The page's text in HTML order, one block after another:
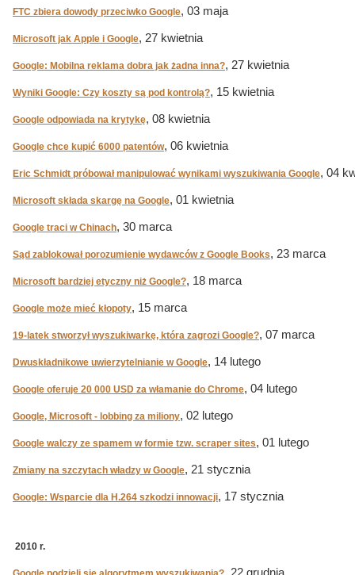
FTC zbiera dowody przeciwko Google, 03 maja
Microsoft jak Apple i Google, 27 kwietnia
Google: Mobilna reklama dobra jak żadna inna?, 27 kwietnia
Wyniki Google: Czy koszty są pod kontrolą?, 15 kwietnia
Google odpowiada na krytykę, 08 kwietnia
Google chce kupić 6000 patentów, 06 kwietnia
Eric Schmidt próbował manipulować wynikami wyszukiwania Google, 04
Microsoft składa skargę na Google, 01 kwietnia
Google traci w Chinach, 30 marca
Sąd zablokował porozumienie wydawców z Google Books, 23 marca
Microsoft bardziej etyczny niż Google?, 18 marca
Google może mieć kłopoty, 15 marca
19-latek stworzył wyszukiwarkę, która zagrozi Google?, 07 marca
Dwuskładnikowe uwierzytelnianie w Google, 14 lutego
Google oferuje 20 000 USD za włamanie do Chrome, 04 lutego
Google, Microsoft - lobbing za miliony, 02 lutego
Google walczy ze spamem w formie tzw. scraper sites, 01 lutego
Zmiany na szczytach władzy w Google, 21 stycznia
Google: Wsparcie dla H.264 szkodzi innowacji, 17 stycznia
2010 r.